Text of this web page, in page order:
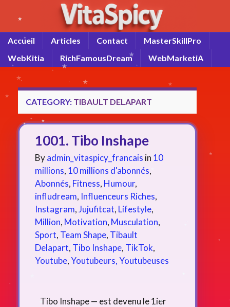
Accueil Articles Contact
MasterSkillPro
WebKitia
RichFamousDream WebMarketiA
CATEGORY: TIBAULT DELAPART
1001. Tibo Inshape
Byadmin_vitaspicy_francais in 10
millions, 10 millions d'abonnés,
Abonnés, Fitness, Humour,
infludream, Influenceurs Riches,
Instagram,Jujufitcat, Lifestyle,
Million, Motivation, Musculation,
Sport, Team Shape, Tibault
Delapart, Tibo Inshape, TikTok,
Youtube,Youtubeurs, Youtubeuses
Tibo Inshape — est devenu le 1ier